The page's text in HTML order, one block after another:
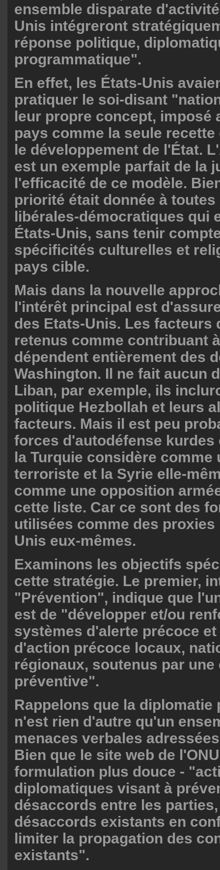
ensemble disparate
Unis intégreront
réponse politique,
programmatique".
En effet, les États-Unis
pratiquer le soi-disant
leur propre concept, imposé
pays comme la seule
le développement de l'État.
est un exemple parfait de la
l'efficacité de ce modèle.
priorité était donnée à
libérales-démocratiques qui
États-Unis, sans tenir
spécificités culturelles et
pays cible.
Mais dans la nouvelle
l'intérêt principal est
des Etats-Unis. Les facteurs
retenus comme contribuant
dépendent entièrement des
Washington. Il ne fait aucun
Liban, par exemple, ils
politique Hezbollah et leurs
facteurs. Mais il est peu
forces d'autodéfense kurdes
la Turquie considère comme
terroriste et la Syrie elle-
comme une opposition
cette liste. Car ce sont des
utilisées comme des proxies
Unis eux-mêmes.
Examinons les objectifs
cette stratégie. Le premier,
"Prévention", indique que
est de "développer et/ou
systèmes d'alerte précoce
d'action précoce locaux,
régionaux, soutenus par
préventive".
Rappelons que la diplomatie
n'est rien d'autre qu'un
menaces verbales
Bien que le site web de
formulation plus douce -
diplomatiques visant à
désaccords entre les
désaccords existants en
limiter la propagation des
existants".